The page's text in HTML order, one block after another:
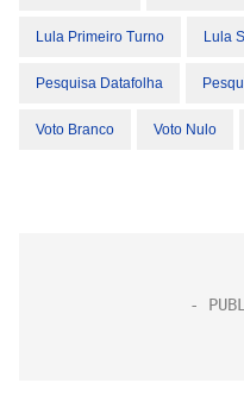
Lula Primeiro Turno Lula
Pesquisa Datafolha
Voto Branco Voto Nulo